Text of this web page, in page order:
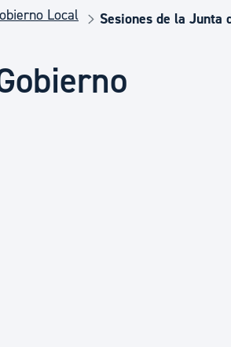
Euskera
Local Sesiones de la Junta